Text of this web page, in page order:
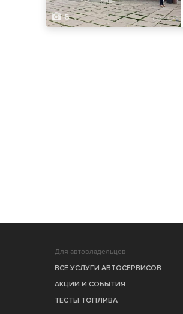
6
Для автовладельцев
ВСЕ УСЛУГИ АВТОСЕРВИСОВ
АКЦИИ И СОБЫТИЯ
ТЕСТЫ ТОПЛИВА